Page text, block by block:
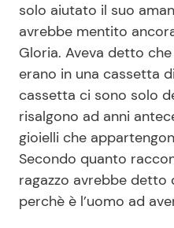
solo aiutato il suo
avrebbe mentito
Gloria. Aveva detto
erano in una cassetta
cassetta ci sono solo
risalgono ad anni
gioielli che
Secondo quanto
ragazzo avrebbe
perchè è l’uomo ad